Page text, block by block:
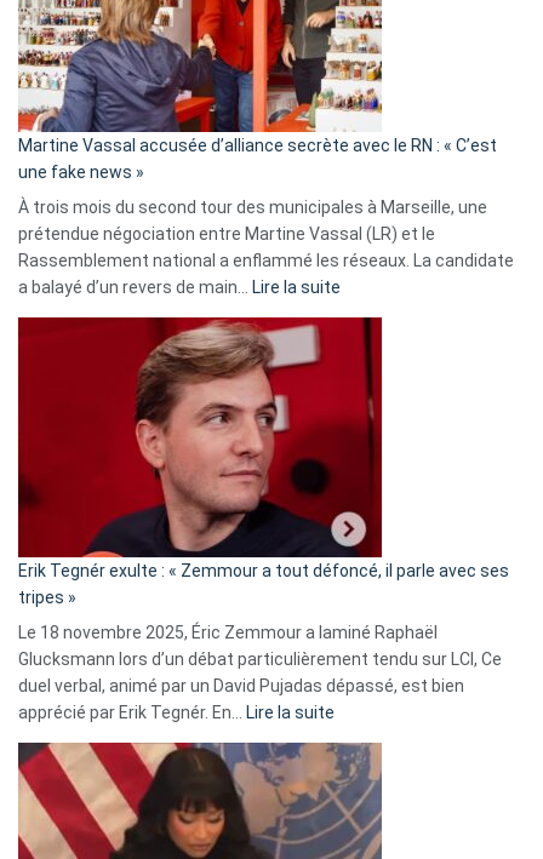
Algérie
Martine Vassal accusée d’alliance secrète avec le RN : « C’est
une fake news »
À trois mois du second tour des municipales à Marseille, une
prétendue négociation entre Martine Vassal (LR) et le
Rassemblement national a enflammé les réseaux. La candidate
a balayé d’un revers de main…
Lire la suite
d’alliance
secrète
«
C’est
fake
news
»
Erik Tegnér exulte : « Zemmour a tout défoncé, il parle avec ses
tripes »
Le 18 novembre 2025, Éric Zemmour a laminé Raphaël
Glucksmann lors d’un débat particulièrement tendu sur LCI, Ce
duel verbal, animé par un David Pujadas dépassé, est bien
apprécié par Erik Tegnér. En…
Lire la suite
Tegnér
exulte
« Zemmour